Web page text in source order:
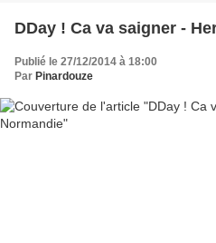
DDay ! Ca va saigner -
Publié le 27/12/2014 à 18:00
Par Pinardouze